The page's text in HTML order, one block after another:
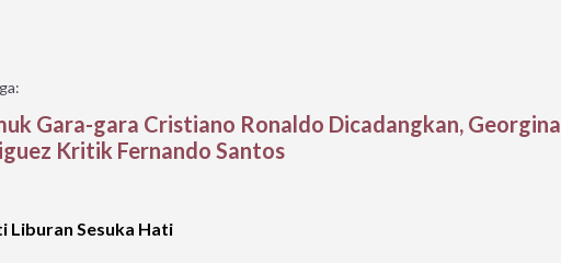
Gara-gara Cristiano Ronaldo Dicadangkan, Georgina
Kritik Fernando Santos
Liburan Sesuka Hati